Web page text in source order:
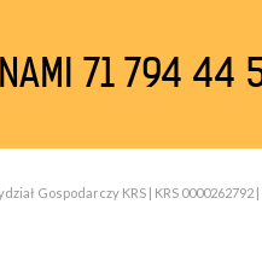
71 794 44
Gospodarczy KRS | KRS 0000262792 |